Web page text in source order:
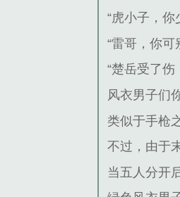
“虎小子，
“雷哥，你可
“楚岳受了
风衣男子们
类似于手枪
不过，由于
当五人分开